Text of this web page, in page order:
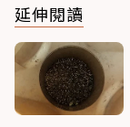
延伸閱讀